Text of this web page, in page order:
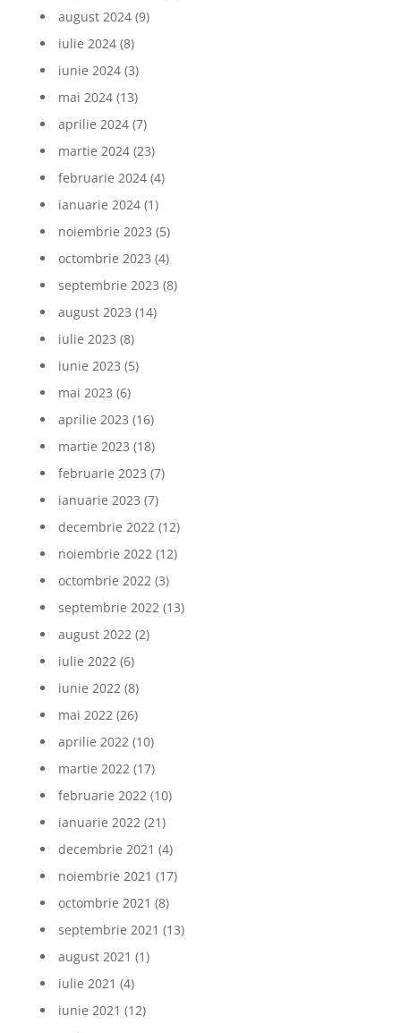
august 2024(9)
iulie 2024(8)
iunie 2024(3)
mai 2024(13)
aprilie 2024(7)
martie 2024(23)
februarie 2024(4)
ianuarie 2024(1)
noiembrie 2023 (5)
octombrie 2023 (4)
septembrie 2023 (8)
august 2023 (14)
iulie 2023 (8)
iunie 2023 (5)
mai 2023 (6)
aprilie 2023 (16)
martie 2023 (18)
februarie 2023 (7)
ianuarie 2023 (7)
decembrie 2022(12)
noiembrie 2022(12)
octombrie 2022(3)
septembrie 2022(13)
august 2022(2)
iulie 2022(6)
iunie 2022(8)
mai 2022(26)
aprilie 2022(10)
martie 2022(17)
februarie 2022(10)
ianuarie 2022(21)
decembrie 2021 (4)
noiembrie 2021 (17)
octombrie 2021 (8)
septembrie 2021 (13)
august 2021 (1)
iulie 2021 (4)
iunie 2021 (12)